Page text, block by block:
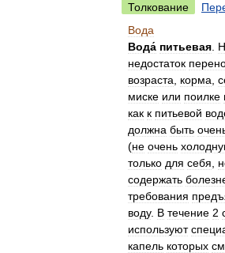
Толкование
Вода
Вода́ питьевая
недостаток
возраста
корма
миске или поилке
как к питьевой
должна быть
(не очень
только для себя
содержать
требования
воду. В течение 2
используют
капель которых